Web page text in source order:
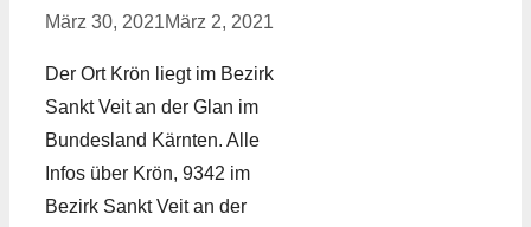
März 30, 2021März 2, 2021
Der Ort Krön liegt im Bezirk
Sankt Veit an der Glan im
Bundesland Kärnten. Alle
Infos über Krön, 9342 im
Bezirk Sankt Veit an der